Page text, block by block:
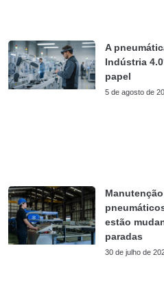
A
Indústria
papel
5 de agosto de
estão
paradas
30 de julho de